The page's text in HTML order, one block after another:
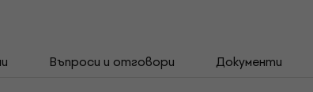
Въпроси и отговори Документи